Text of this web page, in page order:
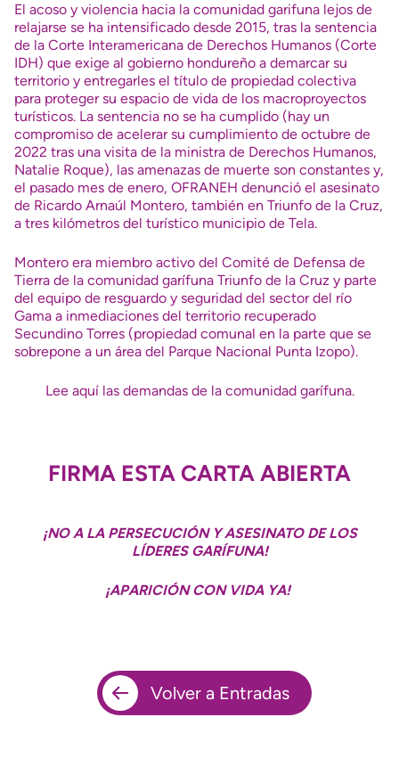
El acoso y violencia hacia la comunidad garifuna lejos de
relajarse se ha intensificado desde 2015, tras la sentencia
de la Corte Interamericana de Derechos Humanos (Corte
IDH) que exige al gobierno hondureño a demarcar su
territorio y entregarles el título de propiedad colectiva
para proteger su espacio de vida de los macroproyectos
turísticos. La sentencia no se ha cumplido (hay un
compromiso de acelerar su cumplimiento de octubre de
2022 tras una visita de la ministra de Derechos Humanos,
Natalie Roque), las amenazas de muerte son constantes y,
el pasado mes de enero, OFRANEH denunció el asesinato
de Ricardo Arnaúl Montero, también en Triunfo de la Cruz,
a tres kilómetros del turístico municipio de Tela.
Montero era miembro activo del Comité de Defensa de
Tierra de la comunidad garífuna Triunfo de la Cruz y parte
del equipo de resguardo y seguridad del sector del río
Gama a inmediaciones del territorio recuperado
Secundino Torres (propiedad comunal en la parte que se
sobrepone a un área del Parque Nacional Punta Izopo).
Lee aquí las demandas de la comunidad garífuna.
FIRMA ESTA CARTA ABIERTA
¡NO A LA PERSECUCIÓN Y ASESINATO DE LOS
LÍDERES GARÍFUNA!
¡APARICIÓN CON VIDA YA!
Volver a Entradas